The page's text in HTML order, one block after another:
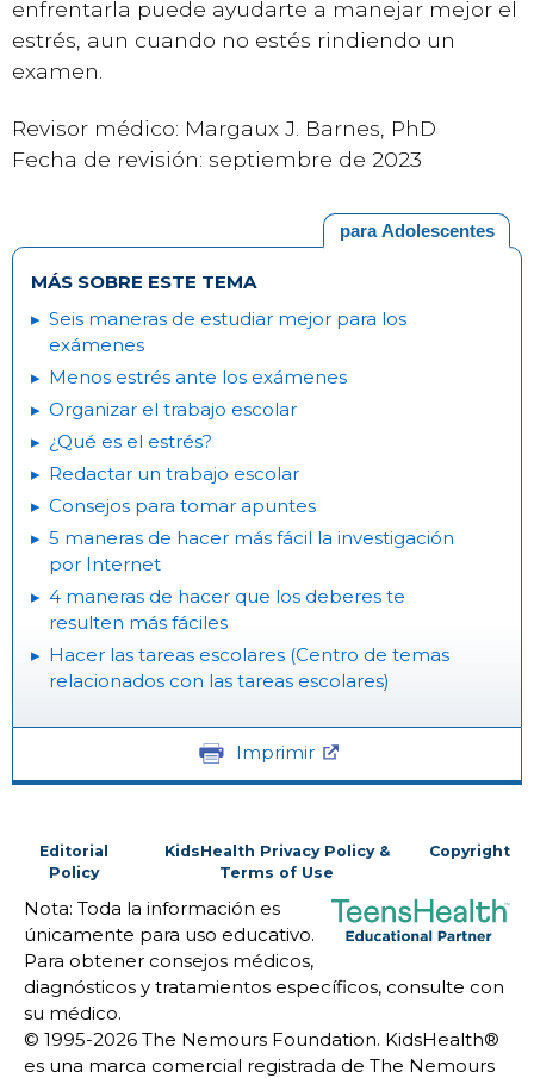
enfrentarla puede ayudarte a manejar mejor el
estrés, aun cuando no estés rindiendo un
examen.
Revisor médico: Margaux J. Barnes, PhD
Fecha de revisión: septiembre de 2023
para Adolescentes
MÁS SOBRE ESTE TEMA
Seis maneras de estudiar mejor para los
exámenes
Menos estrés ante los exámenes
Organizar el trabajo escolar
¿Qué es el estrés?
Redactar un trabajo escolar
Consejos para tomar apuntes
5 maneras de hacer más fácil la investigación
por Internet
4 maneras de hacer que los deberes te
resulten más fáciles
Hacer las tareas escolares (Centro de temas
relacionados con las tareas escolares)
Imprimir
Editorial
Policy
KidsHealth Privacy Policy &
Terms of Use
Copyright
Nota: Toda la información es
únicamente para uso educativo.
Para obtener consejos médicos,
diagnósticos y tratamientos específicos, consulte con
su médico.
© 1995-2026 The Nemours Foundation. KidsHealth®
es una marca comercial registrada de The Nemours